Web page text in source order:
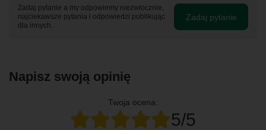
Zadaj pytanie a my odpowiemy niezwłocznie,
najciekawsze pytania i odpowiedzi publikując
dla innych.
Zadaj pytanie
Napisz swoją opinię
Twoja ocena:
5/5